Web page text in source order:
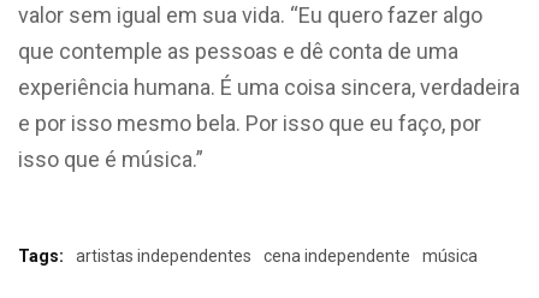
valor sem igual em sua vida. “Eu quero fazer algo
que contemple as pessoas e dê conta de uma
experiência humana. É uma coisa sincera, verdadeira
e por isso mesmo bela. Por isso que eu faço, por
isso que é música.”
Tags: artistas independentes cena independente música